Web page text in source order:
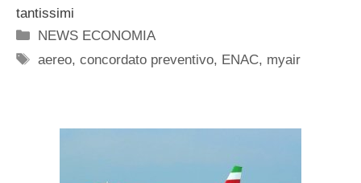
tantissimi
Categorie
NEWS ECONOMIA
Tag
aereo,concordato preventivo, ENAC, myair